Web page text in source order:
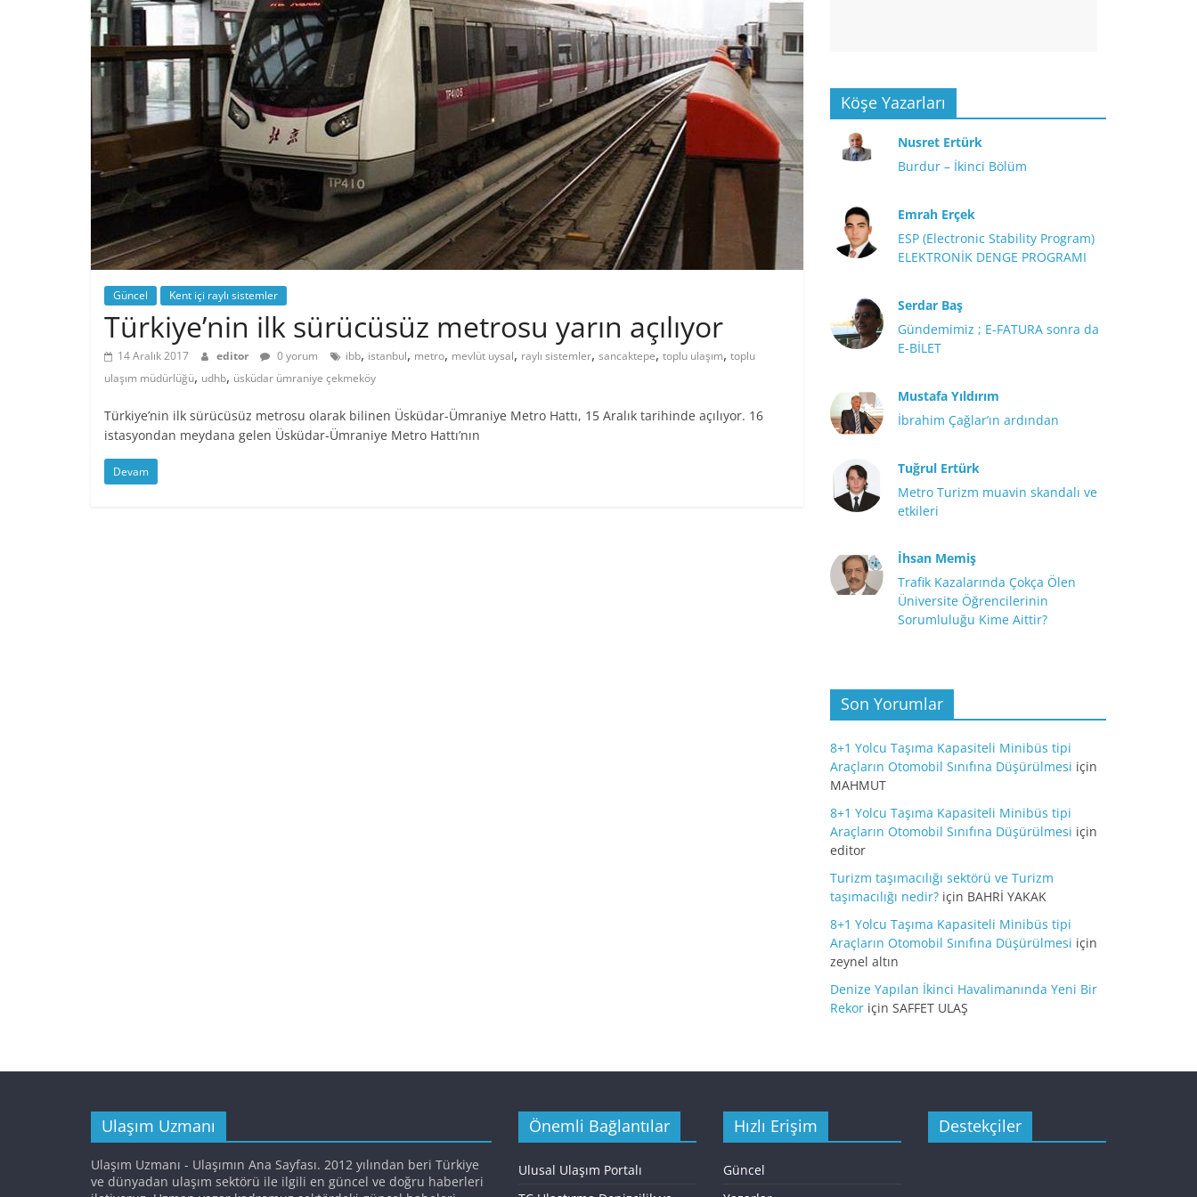
Güncel Kent içi raylı sistemler
Türkiye’nin ilk sürücüsüz metrosu yarın açılıyor
14 Aralık 2017 editor 0 yorum ibb, istanbul, metro, mevlüt uysal, raylı sistemler, sancaktepe, toplu ulaşım, toplu
ulaşım müdürlüğü, udhb, üsküdar ümraniye çekmeköy
Türkiye’nin ilk sürücüsüz metrosu olarak bilinen Üsküdar-Ümraniye Metro Hattı, 15 Aralık tarihinde açılıyor. 16
istasyondan meydana gelen Üsküdar-Ümraniye Metro Hattı’nın
Devam
Köşe Yazarları
Nusret Ertürk
Burdur – İkinci Bölüm
Emrah Erçek
ESP (Electronic Stability Program)
ELEKTRONİK DENGE PROGRAMI
Serdar Baş
Gündemimiz ; E-FATURA sonra da
E-BİLET
Mustafa Yıldırım
İbrahim Çağlar’ın ardından
Tuğrul Ertürk
Metro Turizm muavin skandalı ve
etkileri
İhsan Memiş
Trafik Kazalarında Çokça Ölen
Üniversite Öğrencilerinin
Sorumluluğu Kime Aittir?
Son Yorumlar
8+1 Yolcu Taşıma Kapasiteli Minibüs tipi
Araçların Otomobil Sınıfına Düşürülmesi için
MAHMUT
8+1 Yolcu Taşıma Kapasiteli Minibüs tipi
Araçların Otomobil Sınıfına Düşürülmesi için
editor
Turizm taşımacılığı sektörü ve Turizm
taşımacılığı nedir? için BAHRİ YAKAK
8+1 Yolcu Taşıma Kapasiteli Minibüs tipi
Araçların Otomobil Sınıfına Düşürülmesi için
zeynel altın
Denize Yapılan İkinci Havalimanında Yeni Bir
Rekor için SAFFET ULAŞ
Ulaşım Uzmanı
Ulaşım Uzmanı - Ulaşımın Ana Sayfası. 2012 yılından beri Türkiye
ve dünyadan ulaşım sektörü ile ilgili en güncel ve doğru haberleri
Önemli Bağlantılar
Ulusal Ulaşım Portalı
Hızlı Erişim
Güncel
Destekçiler